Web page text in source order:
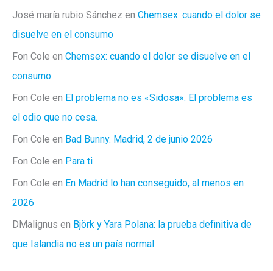
José maría rubio Sánchez en Chemsex: cuando el dolor se
disuelve en el consumo
Fon Cole en Chemsex: cuando el dolor se disuelve en el
consumo
Fon Cole en El problema no es «Sidosa». El problema es
el odio que no cesa.
Fon Cole en Bad Bunny. Madrid, 2 de junio 2026
Fon Cole en Para ti
Fon Cole en En Madrid lo han conseguido, al menos en
2026
DMalignus en Björk y Yara Polana: la prueba definitiva de
que Islandia no es un país normal